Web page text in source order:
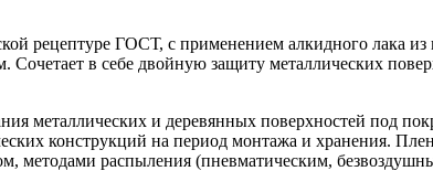
рецептуре ГОСТ, с применением алкидного лака
в себе двойную защиту металлических
металлических и деревянных поверхностей под
конструкций на период монтажа и хранения.
методами распыления (пневматическим,